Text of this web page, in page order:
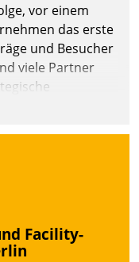
vor einem
das erste
und Besucher
viele Partner
Facility-